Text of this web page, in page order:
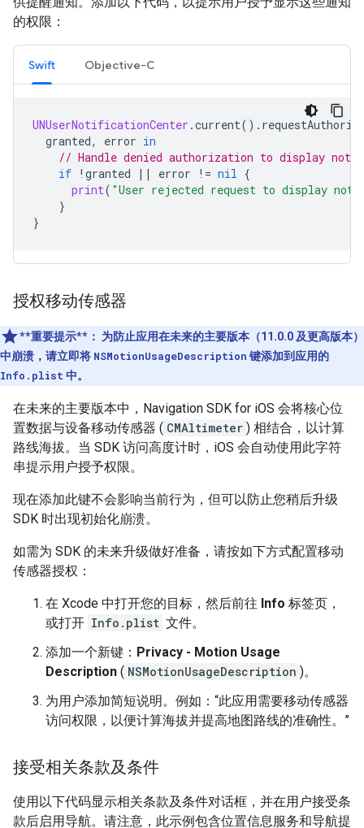
的权限：
Swift Objective-C
UNUserNotificationCenter .current().
granted, error in
// Handle denied authorization to display
if ! granted || error != nil {
print( "User rejected request to display
}
}
授权移动传感器
**重要提示**： 为防止应用在未来的主要版本（11.0.0 及更高版本）
中崩溃，请立即将 NSMotionUsageDescription 键添加到应用的
Info.plist 中。
在未来的主要版本中，Navigation SDK for iOS 会将核心位
置数据与设备移动传感器 ( CMAltimeter ) 相结合，以计算
路线海拔。当 SDK 访问高度计时，iOS 会自动使用此字符
串提示用户授予权限。
现在添加此键不会影响当前行为，但可以防止您稍后升级
SDK 时出现初始化崩溃。
如需为 SDK 的未来升级做好准备，请按如下方式配置移动
传感器授权：
在 Xcode 中打开您的目标，然后前往 Info 标签页，
或打开 Info.plist 文件。
添加一个新键： Privacy - Motion Usage
Description ( NSMotionUsageDescription )。
为用户添加简短说明。例如：“此应用需要移动传感器
访问权限，以便计算海拔并提高地图路线的准确性。”
接受相关条款及条件
使用以下代码显示相关条款及条件对话框，并在用户接受条
款后启用导航。请注意，此示例包含位置信息服务和导航提